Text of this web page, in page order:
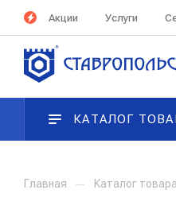
Акции Услуги
КАТАЛОГ
Главная — Каталог товара